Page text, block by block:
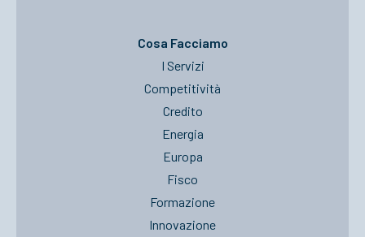
Cosa Facciamo
I Servizi
Competitività
Credito
Energia
Europa
Fisco
Formazione
Innovazione